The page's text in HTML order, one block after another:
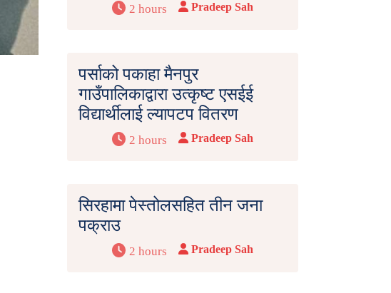
2 hours Pradeep Sah
पर्साको पकाहा मैनपुर
गाउँपालिकाद्वारा उत्कृष्ट एसईई
विद्यार्थीलाई ल्यापटप वितरण
2 hours Pradeep Sah
सिरहामा पेस्तोलसहित तीन जना
पक्राउ
2 hours Pradeep Sah